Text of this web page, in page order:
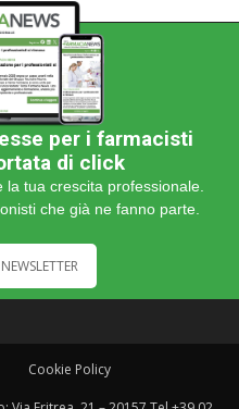
per i farmacisti
di click
tua crescita professionale.
che già ne fanno parte.
Cookie Policy